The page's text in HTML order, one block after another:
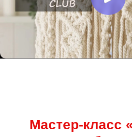
Мастер-класс